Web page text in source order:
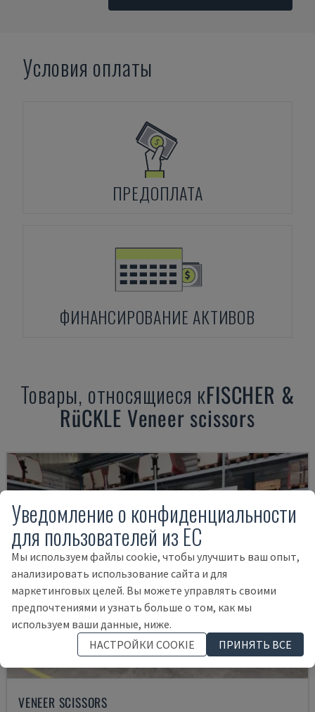
Условия оплаты
ПРЕДОПЛАТА
ФИНАНСИРОВАНИЕ АКТИВОВ
Товары, относящиеся кFISCHER &
RüCKLE Veneer scissors
VENEER SCISSORS
Уведомление о конфиденциальности
для пользователей из ЕС
Мы используем файлы cookie, чтобы улучшить ваш опыт,
анализировать использование сайта и для
маркетинговых целей. Вы можете управлять своими
предпочтениями и узнать больше о том, как мы
используем ваши данные, ниже.
НАСТРОЙКИ COOKIE
ПРИНЯТЬ ВСЕ